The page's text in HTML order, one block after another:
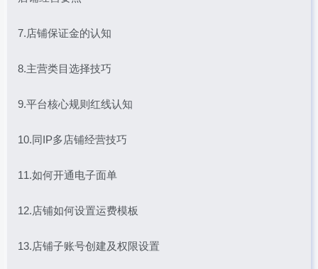
7.店铺保证金的认知
8.主营类目选择技巧
9.平台核心规则红线认知
10.同IP多店铺经营技巧
11.如何开通电子面单
12.店铺如何设置运费模板
13.店铺子账号创建及权限设置